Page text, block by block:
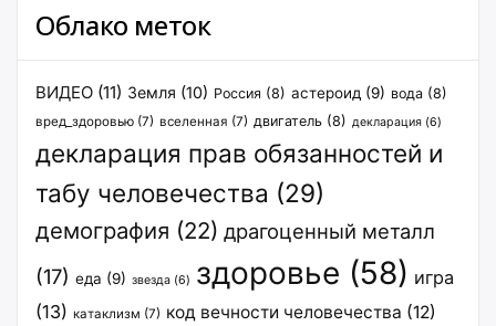
Облако меток
ВИДЕО (11) Земля (10) Россия (8) астероид (9) вода (8)
вред_здоровью (7) вселенная (7) двигатель (8) декларация (6)
декларация прав обязанностей и
табу человечества (29)
демография (22) драгоценный металл
(17) еда (9) звезда (6) здоровье (58) игра
(13) катаклизм (7) код вечности человечества (12)